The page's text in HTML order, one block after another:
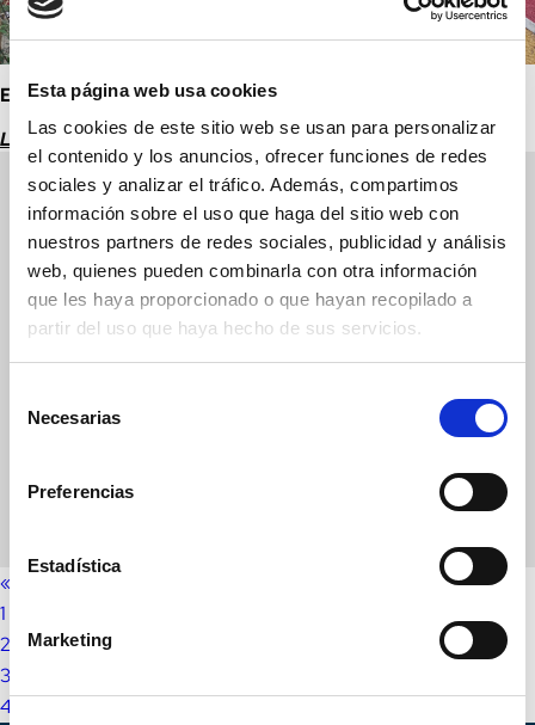
Esta página web usa cookies
Las cookies de este sitio web se usan para personalizar
el contenido y los anuncios, ofrecer funciones de redes
sociales y analizar el tráfico. Además, compartimos
información sobre el uso que haga del sitio web con
nuestros partners de redes sociales, publicidad y análisis
web, quienes pueden combinarla con otra información
que les haya proporcionado o que hayan recopilado a
partir del uso que haya hecho de sus servicios.
Necesarias
Preferencias
Estadística
Marketing
Ecoforest Ecoair Pro Valdemorillo. Madrid
Leer más
Aerotermia
Autoconsumo industrial
Autoconsumo residencial
Blog
Electrolineras
« Página anterior
1
2
3
4